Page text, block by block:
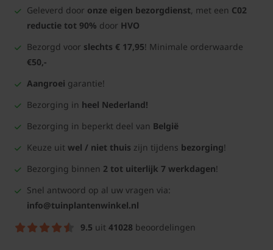
Geleverd door onze eigen bezorgdienst, met een C02
reductie tot 90% door HVO
Bezorgd voor slechts € 17,95! Minimale orderwaarde
€50,-
Aangroei garantie!
Bezorging in heel Nederland!
Bezorging in beperkt deel van België
Keuze uit wel / niet thuis zijn tijdens bezorging!
Bezorging binnen 2 tot uiterlijk 7 werkdagen!
Snel antwoord op al uw vragen via:
info@tuinplantenwinkel.nl
9.5 uit 41028 beoordelingen